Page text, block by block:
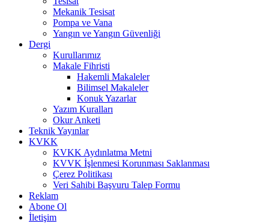
Mekanik Tesisat
Pompa ve Vana
Yangın ve Yangın Güvenliği
Dergi
Kurullarımız
Makale Fihristi
Hakemli Makaleler
Bilimsel Makaleler
Konuk Yazarlar
Yazım Kuralları
Okur Anketi
Teknik Yayınlar
KVKK
KVKK Aydınlatma Metni
KVVK İşlenmesi Korunması Saklanması
Çerez Politikası
Veri Sahibi Başvuru Talep Formu
Reklam
Abone Ol
İletişim